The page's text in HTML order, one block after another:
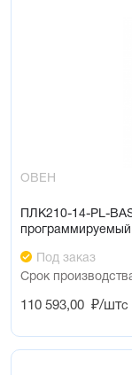
ОВЕН
ПЛК210-14-PL-
программируемый
Под заказ
Срок
110 593,00 ₽/штс